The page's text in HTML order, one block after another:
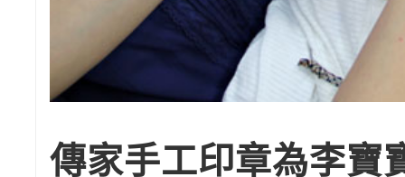
傳家手工印章為李寶